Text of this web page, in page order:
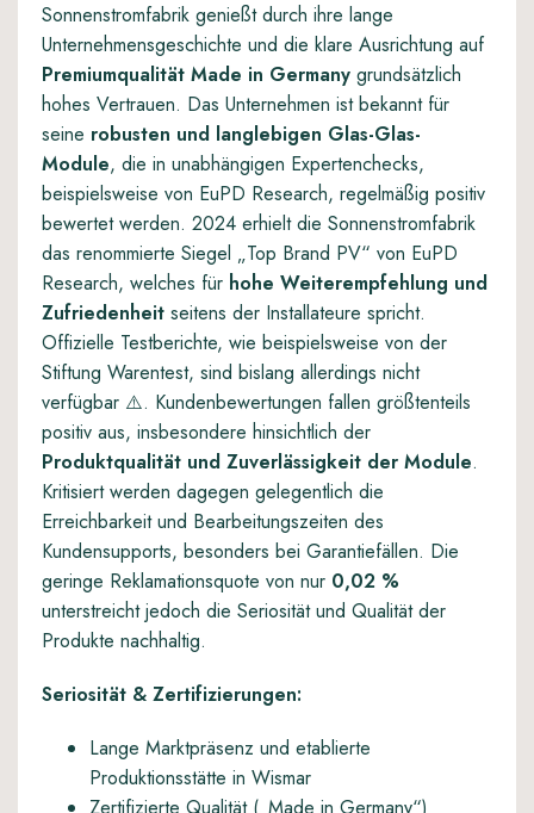
Sonnenstromfabrik genießt durch ihre lange
Unternehmensgeschichte und die klare Ausrichtung auf
Premiumqualität Made in Germany grundsätzlich
hohes Vertrauen. Das Unternehmen ist bekannt für
seine robusten und langlebigen Glas-Glas-
Module, die in unabhängigen Expertenchecks,
beispielsweise von EuPD Research, regelmäßig positiv
bewertet werden. 2024 erhielt die Sonnenstromfabrik
das renommierte Siegel „Top Brand PV“ von EuPD
Research, welches für hohe Weiterempfehlung und
Zufriedenheit seitens der Installateure spricht.
Offizielle Testberichte, wie beispielsweise von der
Stiftung Warentest, sind bislang allerdings nicht
verfügbar ⚠️. Kundenbewertungen fallen größtenteils
positiv aus, insbesondere hinsichtlich der
Produktqualität und Zuverlässigkeit der Module.
Kritisiert werden dagegen gelegentlich die
Erreichbarkeit und Bearbeitungszeiten des
Kundensupports, besonders bei Garantiefällen. Die
geringe Reklamationsquote von nur 0,02 %
unterstreicht jedoch die Seriosität und Qualität der
Produkte nachhaltig.
Seriosität & Zertifizierungen:
Lange Marktpräsenz und etablierte
Produktionsstätte in Wismar